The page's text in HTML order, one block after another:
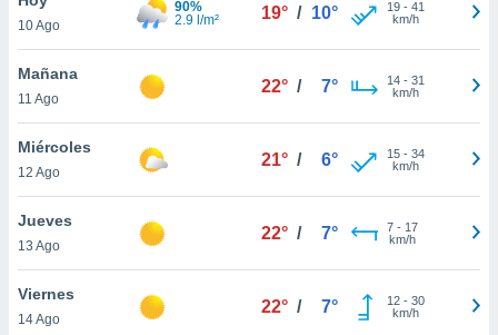
en
más
nuestra
de
10 Ago
90%
2.9 l/m²
19° / 10° 19- 41
km/h
Mañana
11 Ago
22° / 7° 14- 31
km/h
Miércoles
12 Ago
21° / 6° 15- 34
km/h
Jueves
13 Ago
22° / 7° 7- 17
km/h
Viernes
14 Ago
22° / 7° 12- 30
km/h